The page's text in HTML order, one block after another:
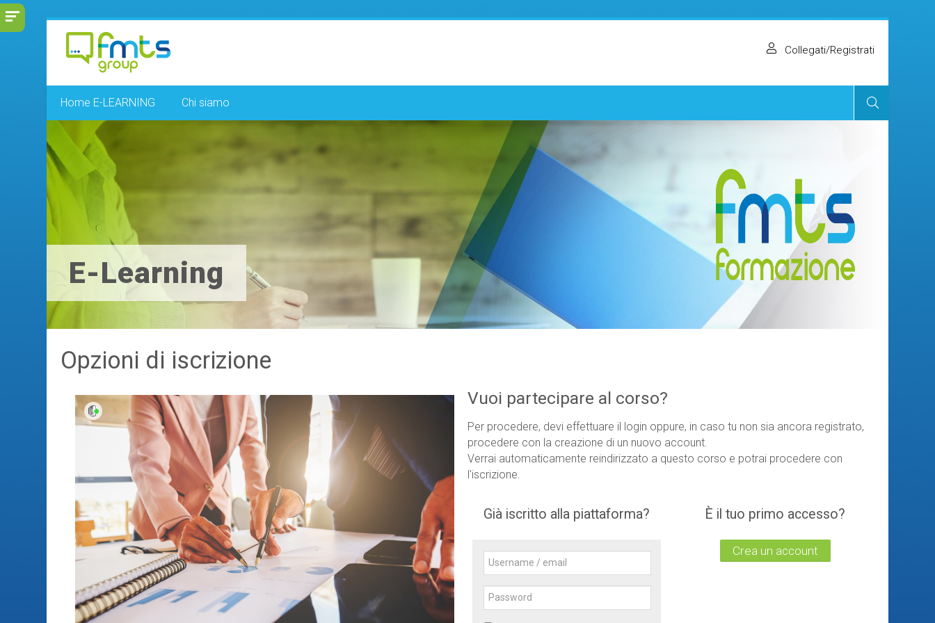
Vai
Collegati/Registrati
Home E-LEARNING Chi siamo
E-Learning
Opzioni di iscrizione
Vuoi partecipare al corso?
Per procedere, devi effettuare il login oppure, in caso tu non sia ancora registrato,
procedere con la creazione di un nuovo account.
Verrai automaticamente reindirizzato a questo corso e potrai procedere con
l'iscrizione.
Già iscritto alla piattaforma?
Username
email
Password
È il tuo primo accesso?
Crea un account